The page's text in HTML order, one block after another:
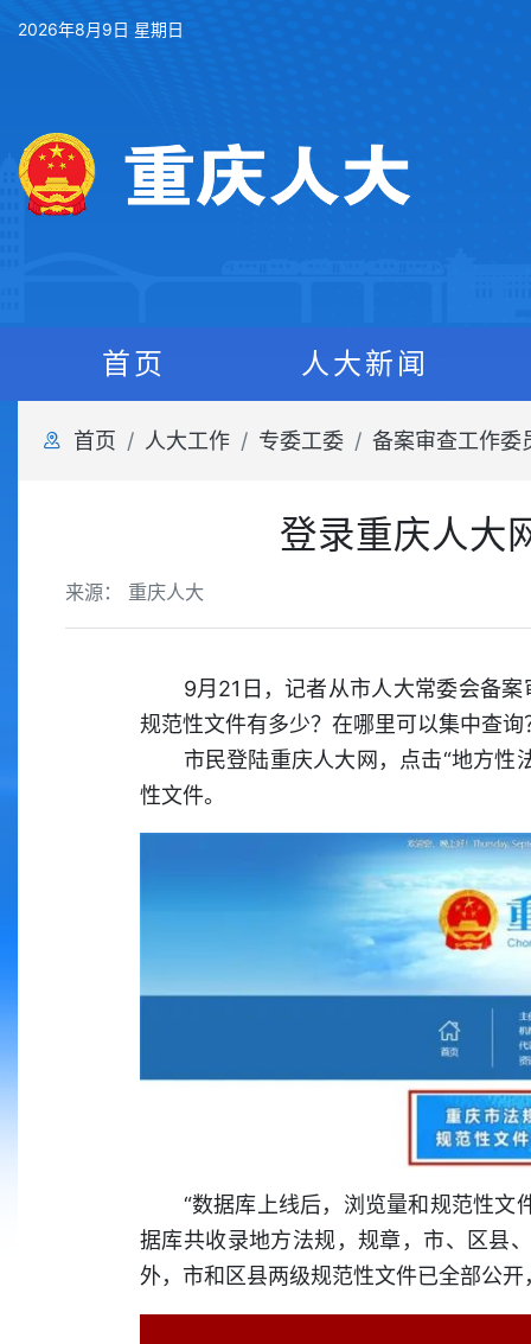
2026年8月9日 星期日
首页 人大新闻
首页 人大工作 专委工委 备案审查工作委
登录重庆人大
来源： 重庆人大
9月21日，记者从市人大常委会备案
规范性文件有多少？在哪里可以集中查询
市民登陆重庆人大网，点击“地方性
性文件。
“数据库上线后，浏览量和规范性文
据库共收录地方法规，规章，市、区县
外，市和区县两级规范性文件已全部公